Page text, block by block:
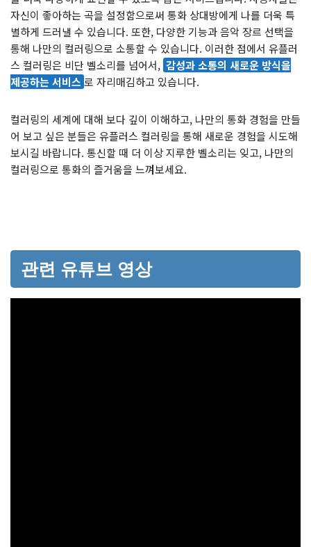
자신이 좋아하는 곡을 설정함으로써 통화 상대방에게 나를 더욱 특
별하게 드러낼 수 있습니다. 또한, 다양한 기능과 음악 장르 선택을
통해 나만의 컬러링으로 소통할 수 있습니다. 이러한 점에서 유플러
스 컬러링은 비단 벨소리를 넘어서, 감성과 소통의 새로운 방식을
제공하는 서비스 로 자리매김하고 있습니다.
컬러링의 세계에 대해 보다 깊이 이해하고, 나만의 통화 경험을 만들
어 보고 싶은 분들은 유플러스 컬러링을 통해 새로운 경험을 시도해
보시길 바랍니다. 통신할 때 더 이상 지루한 벨소리는 잊고, 나만의
컬러링으로 통화의 즐거움을 느껴보세요.
관련 유튜브 영상